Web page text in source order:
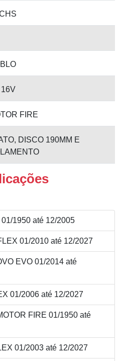
16V
FIRE
DISCO 190MM E
1950 até 12/2005
01/2010 até 12/2027
EVO 01/2014 até
01/2006 até 12/2027
FIRE 01/1950 até
01/2003 até 12/2027